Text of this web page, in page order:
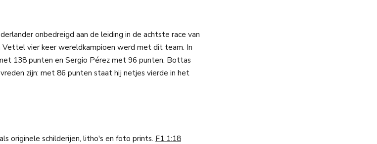
onbedreigd aan de leiding in de achtste race van
vier keer wereldkampioen werd met dit team. In
138 punten en Sergio Pérez met 96 punten. Bottas
zijn: met 86 punten staat hij netjes vierde in het
originele schilderijen, litho's en foto prints. F1 1:18